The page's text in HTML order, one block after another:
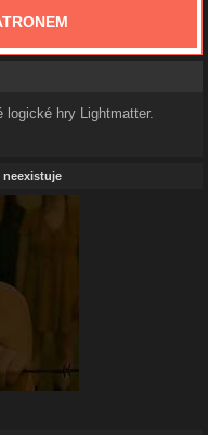
hry Lightmatter.
neexistuje